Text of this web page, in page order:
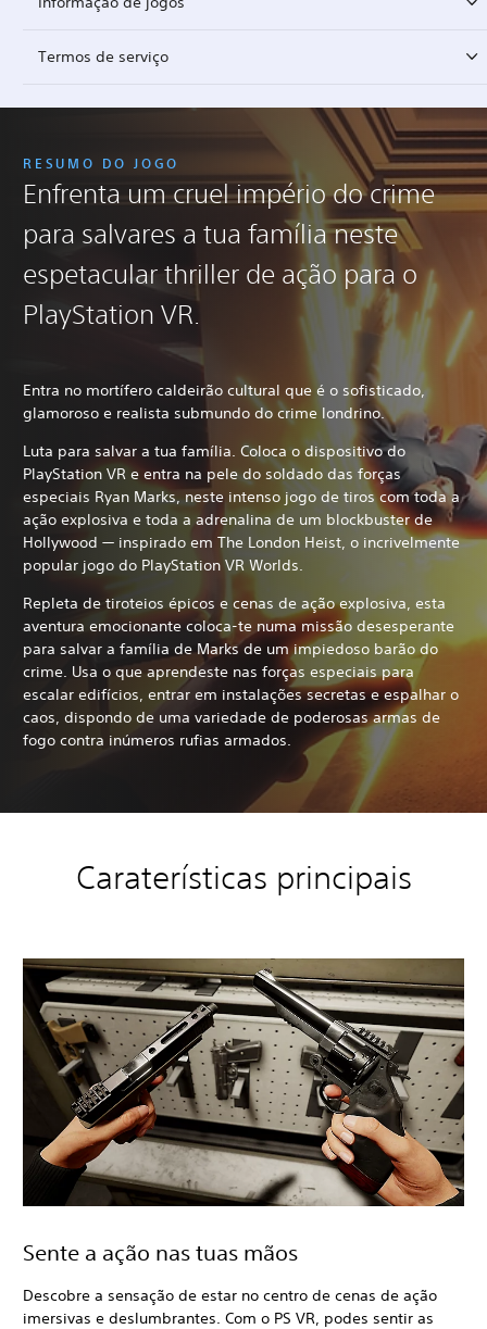
Termos de serviço
RESUMO DO JOGO
Enfrenta um cruel império do crime
para salvares a tua família neste
espetacular thriller de ação para o
PlayStation VR.
Entra no mortífero caldeirão cultural que é o sofisticado,
glamoroso e realista submundo do crime londrino.
Luta para salvar a tua família. Coloca o dispositivo do
PlayStation VR e entra na pele do soldado das forças
especiais Ryan Marks, neste intenso jogo de tiros com toda a
ação explosiva e toda a adrenalina de um blockbuster de
Hollywood — inspirado em The London Heist, o incrivelmente
popular jogo do PlayStation VR Worlds.
Repleta de tiroteios épicos e cenas de ação explosiva, esta
aventura emocionante coloca-te numa missão desesperante
para salvar a família de Marks de um impiedoso barão do
crime. Usa o que aprendeste nas forças especiais para
escalar edifícios, entrar em instalações secretas e espalhar o
caos, dispondo de uma variedade de poderosas armas de
fogo contra inúmeros rufias armados.
Caraterísticas principais
Sente a ação nas tuas mãos
Descobre a sensação de estar no centro de cenas de ação
imersivas e deslumbrantes. Com o PS VR, podes sentir as